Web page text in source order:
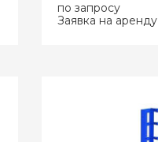
по запросу
Заявка на аренду